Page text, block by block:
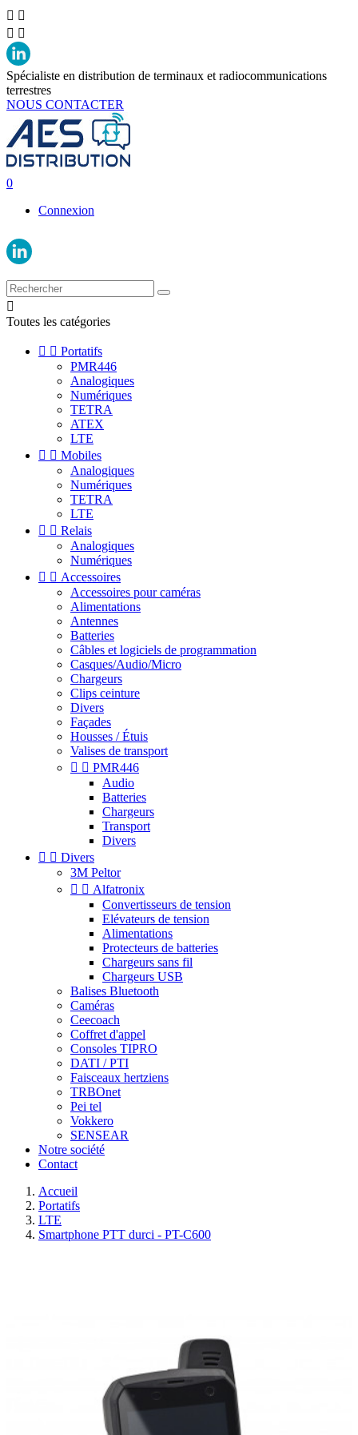
 
 
Spécialiste en distribution de terminaux et radiocommunications
terrestres
NOUS CONTACTER
0
Connexion

Toutes les catégories
  Portatifs
PMR446
Analogiques
Numériques
TETRA
ATEX
LTE
  Mobiles
Analogiques
Numériques
TETRA
LTE
  Relais
Analogiques
Numériques
  Accessoires
Accessoires pour caméras
Alimentations
Antennes
Batteries
Câbles et logiciels de programmation
Casques/Audio/Micro
Chargeurs
Clips ceinture
Divers
Façades
Housses / Étuis
Valises de transport
  PMR446
Audio
Batteries
Chargeurs
Transport
Divers
  Divers
3M Peltor
  Alfatronix
Convertisseurs de tension
Elévateurs de tension
Alimentations
Protecteurs de batteries
Chargeurs sans fil
Chargeurs USB
Balises Bluetooth
Caméras
Ceecoach
Coffret d'appel
Consoles TIPRO
DATI / PTI
Faisceaux hertziens
TRBOnet
Pei tel
Vokkero
SENSEAR
Notre société
Contact
Accueil
Portatifs
LTE
Smartphone PTT durci - PT-C600